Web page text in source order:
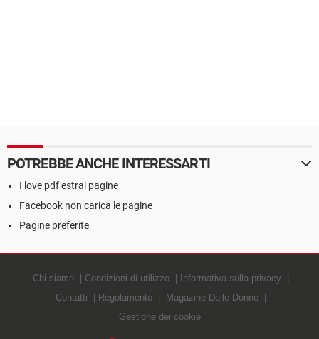
POTREBBE ANCHE INTERESSARTI
I love pdf estrai pagine
Facebook non carica le pagine
Pagine preferite
Chi siamo Condizioni di utilizzo
Informativa sulla privacy
Contatti
Regolamento
Magazine Delle Donne
Gestione dei cookie